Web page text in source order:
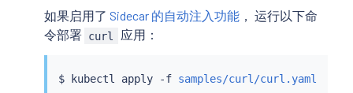
如果启用了 Sidecar 的自动注入功能 ， 运行以下命
令部署 curl 应用：
$ kubectl apply -f samples/curl/curl.yaml